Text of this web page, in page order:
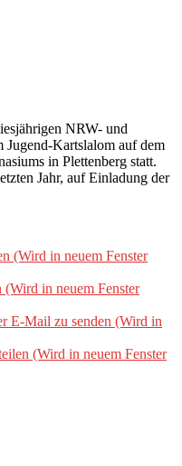
NRW- und
Kartslalom auf dem
in Plettenberg statt.
Jahr, auf Einladung der
(Wird in neuem Fenster
in neuem Fenster
E-Mail zu senden (Wird in
(Wird in neuem Fenster